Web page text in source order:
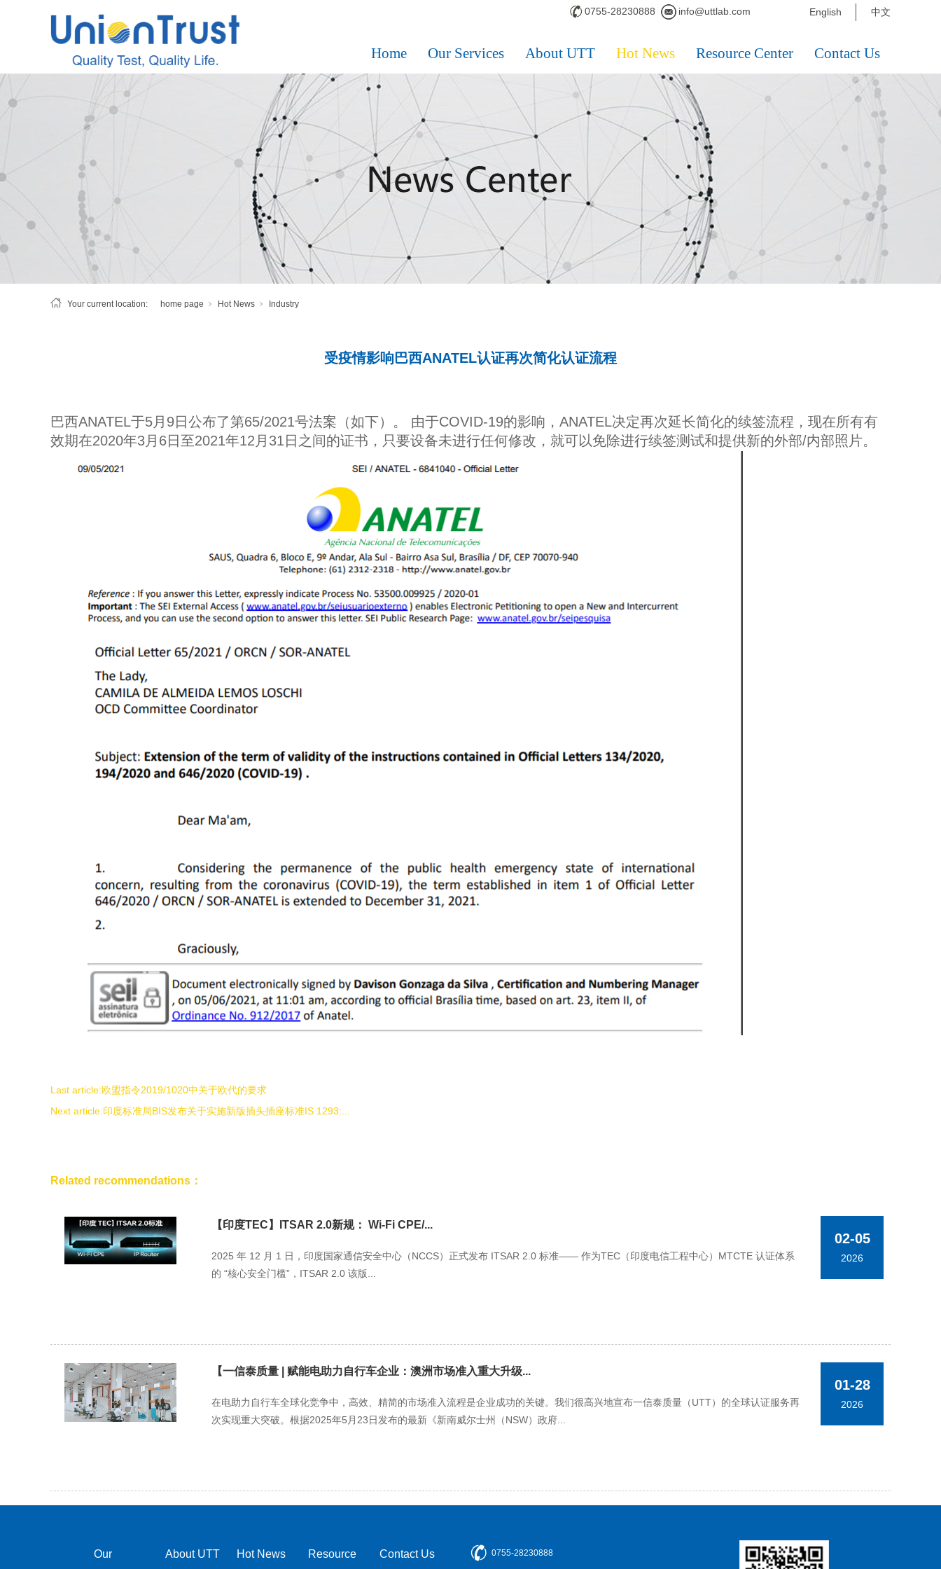
0755-28230888 info@uttlab.com English 中文
Home Our Services About UTT Hot News Resource Center Contact Us
Your current location: home page Hot News Industry
受疫情影响巴西ANATEL认证再次简化认证流程
巴西ANATEL于5月9日公布了第65/2021号法案（如下）。 由于COVID-19的影响，ANATEL决定再次延长简化的续签流程，现在所有有
效期在2020年3月6日至2021年12月31日之间的证书，只要设备未进行任何修改，就可以免除进行续签测试和提供新的外部/内部照片。
Last article:欧盟指令2019/1020中关于欧代的要求
Next article:印度标准局BIS发布关于实施新版插头插座标准IS 1293:...
Related recommendations：
【印度TEC】ITSAR 2.0新规： Wi-Fi CPE/...
2025 年 12 月 1 日，印度国家通信安全中心（NCCS）正式发布 ITSAR 2.0 标准—— 作为TEC（印度电信工程中心）MTCTE 认证体系
的 “核心安全门槛”，ITSAR 2.0 该版...
02-05
2026
【一信泰质量 | 赋能电助力自行车企业：澳洲市场准入重大升级...
在电助力自行车全球化竞争中，高效、精简的市场准入流程是企业成功的关键。我们很高兴地宣布一信泰质量（UTT）的全球认证服务再
次实现重大突破。根据2025年5月23日发布的最新《新南威尔士州（NSW）政府...
01-28
2026
Our About UTT Hot News Resource Contact Us 0755-28230888